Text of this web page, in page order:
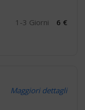
1-3 Giorni 6 €
Maggiori dettagli